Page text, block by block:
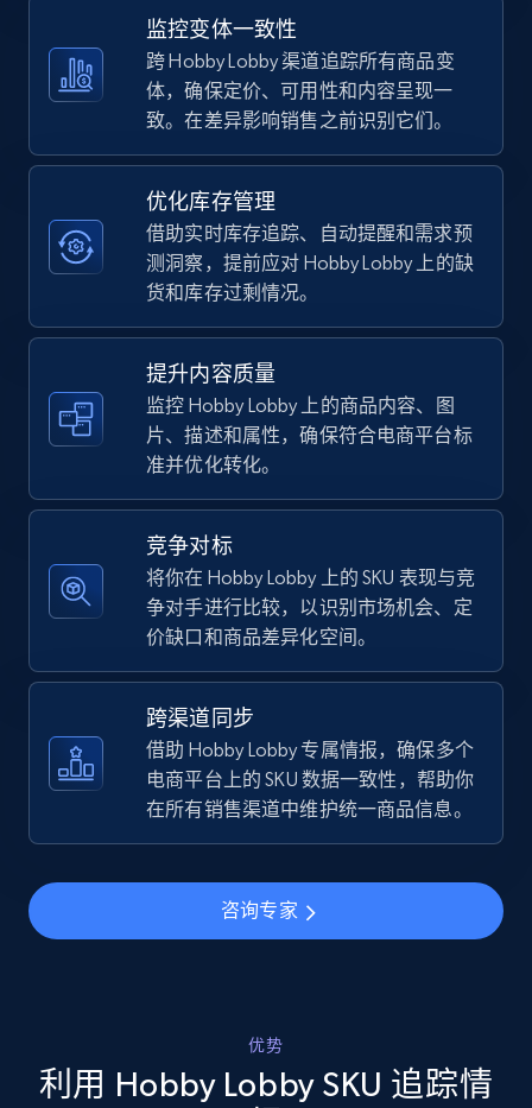
price, Final price, Discount percent, and more.
5.4K+ 668+ 立即开始
TikTok Shop - category
URL, Title, Available, Description, Currency, Initial
price, Final price, Discount percent, and more.
TikTok Shop - Collect TikTok shop products
by keywords search
URL, Title, Available, Description, Currency, Initial
price, Final price, Discount percent, and more.
668+ 立即开始
TikTok Shop - discover records by shop url
URL, Title, Available, Description, Currency, Initial
price, Final price, Discount percent, and more.
2.5K+ 378+ 立即开始
监控变体一致性
跨 Hobby Lobby 渠道追踪所有商品变
体，确保定价、可用性和内容呈现一
致。在差异影响销售之前识别它们。
优化库存管理
借助实时库存追踪、自动提醒和需求预
测洞察，提前应对 Hobby Lobby 上的缺
货和库存过剩情况。
提升内容质量
监控 Hobby Lobby 上的商品内容、图
片、描述和属性，确保符合电商平台标
准并优化转化。
竞争对标
将你在 Hobby Lobby 上的 SKU 表现与竞
争对手进行比较，以识别市场机会、定
价缺口和商品差异化空间。
跨渠道同步
借助 Hobby Lobby 专属情报，确保多个
电商平台上的 SKU 数据一致性，帮助你
在所有销售渠道中维护统一商品信息。
咨询专家
优势
利用 Hobby Lobby SKU 追踪情